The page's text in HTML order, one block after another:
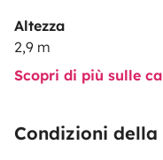
Altezza
2,9 m
Scopri di più sulle
Condizioni